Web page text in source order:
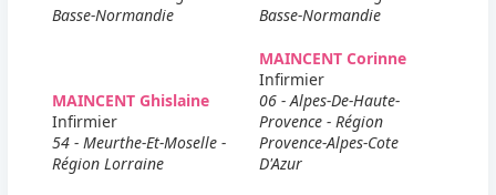
Basse-Normandie
Basse-Normandie
MAINCENT Ghislaine
Infirmier
54 - Meurthe-Et-Moselle -
Région Lorraine
MAINCENT Corinne
Infirmier
06 - Alpes-De-Haute-
Provence - Région
Provence-Alpes-Cote
D'Azur